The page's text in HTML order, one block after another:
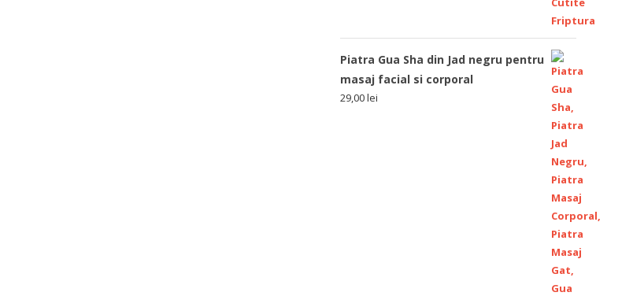
Piatra Gua Sha din Jad negru pentru
masaj facial si corporal
29,00lei